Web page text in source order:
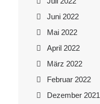
Juni 2022
Mai 2022
April 2022
März 2022
Februar 2022
Dezember 2021